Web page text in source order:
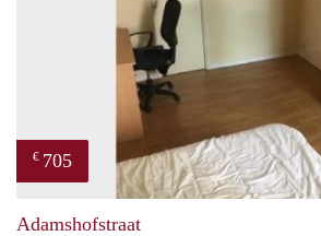
€ 705
Adamshofstraat